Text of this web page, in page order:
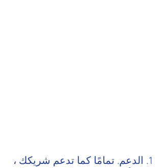
1. الدعم. تمامًا كما تدعم شريكك ،